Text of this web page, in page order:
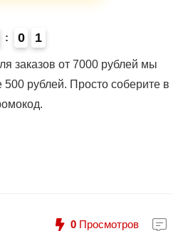
0 0
1
заказов от 7000 рублей мы
500 рублей. Просто соберите в
0 Просмотров